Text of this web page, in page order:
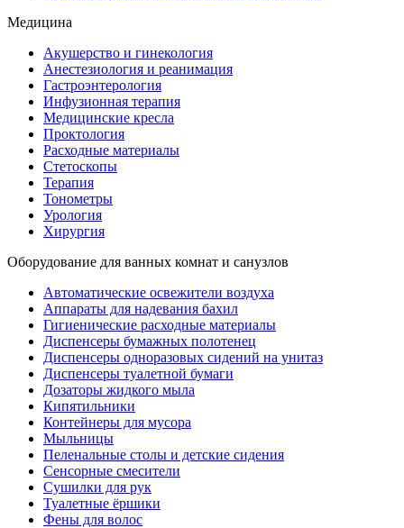
Медицина
Акушерство и гинекология
Анестезиология и реанимация
Гастроэнтерология
Инфузионная терапия
Медицинские кресла
Проктология
Расходные материалы
Стетоскопы
Терапия
Тонометры
Урология
Хирургия
Оборудование для ванных комнат и санузлов
Автоматические освежители воздуха
Аппараты для надевания бахил
Гигиенические расходные материалы
Диспенсеры бумажных полотенец
Диспенсеры одноразовых сидений на унитаз
Диспенсеры туалетной бумаги
Дозаторы жидкого мыла
Кипятильники
Контейнеры для мусора
Мыльницы
Пеленальные столы и детские сидения
Сенсорные смесители
Сушилки для рук
Туалетные ёршики
Фены для волос